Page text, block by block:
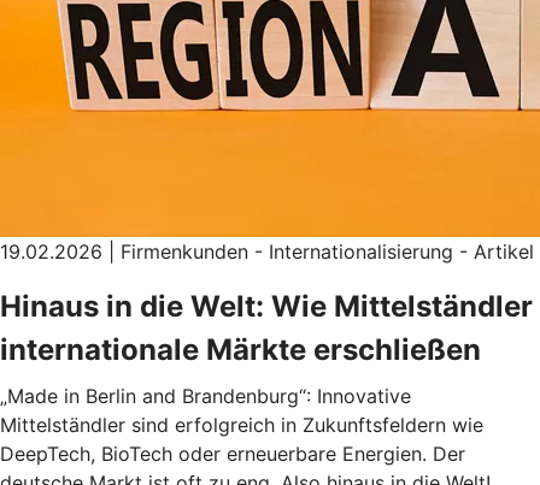
19.02.2026 | Firmenkunden - Internationalisierung - Artikel
Hinaus in die Welt: Wie Mittelständler
internationale Märkte erschließen
„Made in Berlin and Brandenburg“: Innovative
Mittelständler sind erfolgreich in Zukunftsfeldern wie
DeepTech, BioTech oder erneuerbare Energien. Der